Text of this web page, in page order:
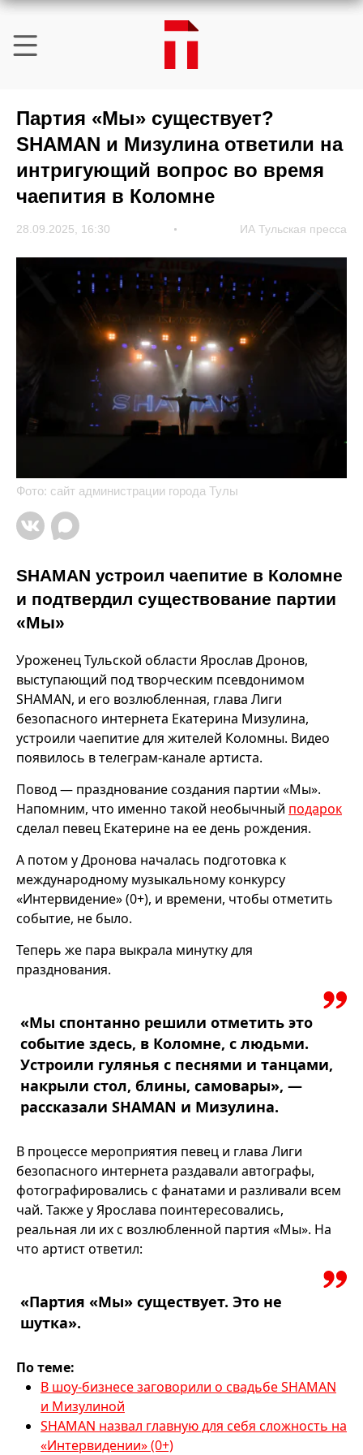
Партия «Мы» существует?
SHAMAN и Мизулина ответили на
интригующий вопрос во время
чаепития в Коломне
28.09.2025, 16:30 ИА Тульская пресса
Фото: сайт администрации города Тулы
SHAMAN устроил чаепитие в Коломне
и подтвердил существование партии
«Мы»
Уроженец Тульской области Ярослав Дронов,
выступающий под творческим псевдонимом
SHAMAN, и его возлюбленная, глава Лиги
безопасного интернета Екатерина Мизулина,
устроили чаепитие для жителей Коломны. Видео
появилось в телеграм-канале артиста.
Повод — празднование создания партии «Мы».
Напомним, что именно такой необычный подарок
сделал певец Екатерине на ее день рождения.
А потом у Дронова началась подготовка к
международному музыкальному конкурсу
«Интервидение» (0+), и времени, чтобы отметить
событие, не было.
Теперь же пара выкрала минутку для
празднования.
«Мы спонтанно решили отметить это
событие здесь, в Коломне, с людьми.
Устроили гулянья с песнями и танцами,
накрыли стол, блины, самовары», —
рассказали SHAMAN и Мизулина.
В процессе мероприятия певец и глава Лиги
безопасного интернета раздавали автографы,
фотографировались с фанатами и разливали всем
чай. Также у Ярослава поинтересовались,
реальная ли их с возлюбленной партия «Мы». На
что артист ответил:
«Партия «Мы» существует. Это не
шутка».
По теме:
В шоу-бизнесе заговорили о свадьбе SHAMAN
и Мизулиной
SHAMAN назвал главную для себя сложность на
«Интервидении» (0+)